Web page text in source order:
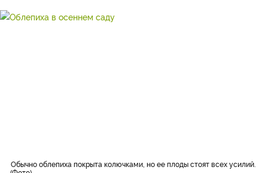
Обычно облепиха покрыта колючками, но ее плоды стоят всех усилий.